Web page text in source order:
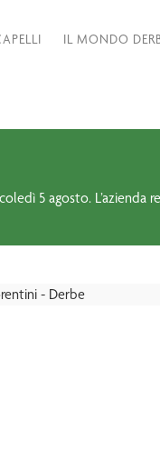
IL MONDO
5 agosto.